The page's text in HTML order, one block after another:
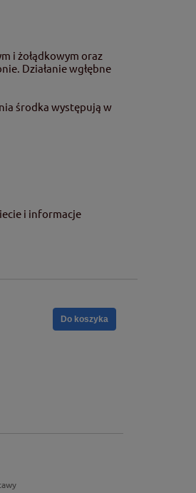
i żołądkowym oraz
Działanie wgłębne
środka występują w
i informacje
Do koszyka